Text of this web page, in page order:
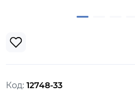
Код: 12748-33